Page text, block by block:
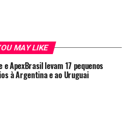
MAY LIKE
e ApexBrasil levam 17 pequenos
à Argentina e ao Uruguai